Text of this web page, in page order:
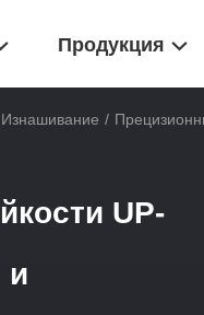
Продукция
/
UP-
и